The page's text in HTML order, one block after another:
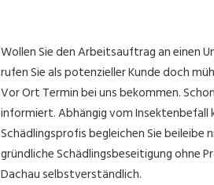
Wollen Sie den Arbeitsauftrag an einen
rufen Sie als potenzieller Kunde doch
Vor Ort Termin bei uns bekommen.
informiert. Abhängig vom Insektenbefall
Schädlingsprofis begleichen Sie beileibe
gründliche Schädlingsbeseitigung ohne
Dachau selbstverständlich.